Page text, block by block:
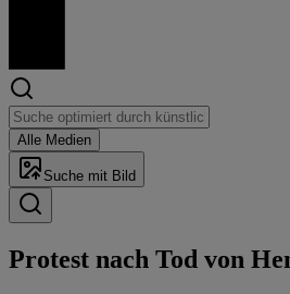
Alle Medien
Suche mit Bild
Protest nach Tod von